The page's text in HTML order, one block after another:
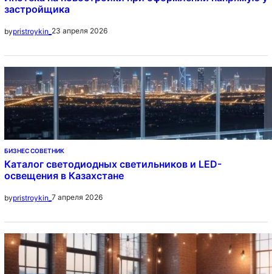
застройщика
bypristroykin_ 23 апреля 2026
БИЗНЕС СОВЕТНИК
Каталог светодиодных светильников и LED-
освещения в Казахстане
bypristroykin_ 7 апреля 2026